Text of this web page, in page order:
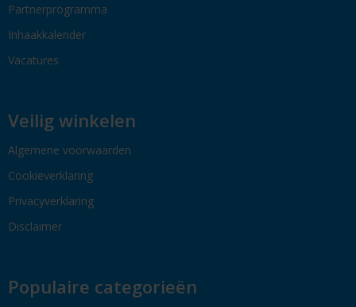
Partnerprogramma
Inhaakkalender
Vacatures
Veilig winkelen
Algemene voorwaarden
Cookieverklaring
Privacyverklaring
Disclaimer
Populaire categorieën